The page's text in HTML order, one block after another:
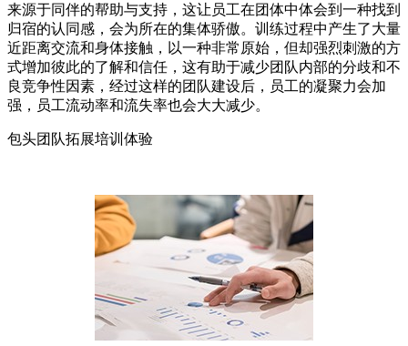
来源于同伴的帮助与支持，这让员工在团体中体会到一种找到
归宿的认同感，会为所在的集体骄傲。训练过程中产生了大量
近距离交流和身体接触，以一种非常原始，但却强烈刺激的方
式增加彼此的了解和信任，这有助于减少团队内部的分歧和不
良竞争性因素，经过这样的团队建设后，员工的凝聚力会加
强，员工流动率和流失率也会大大减少。
包头团队拓展培训体验